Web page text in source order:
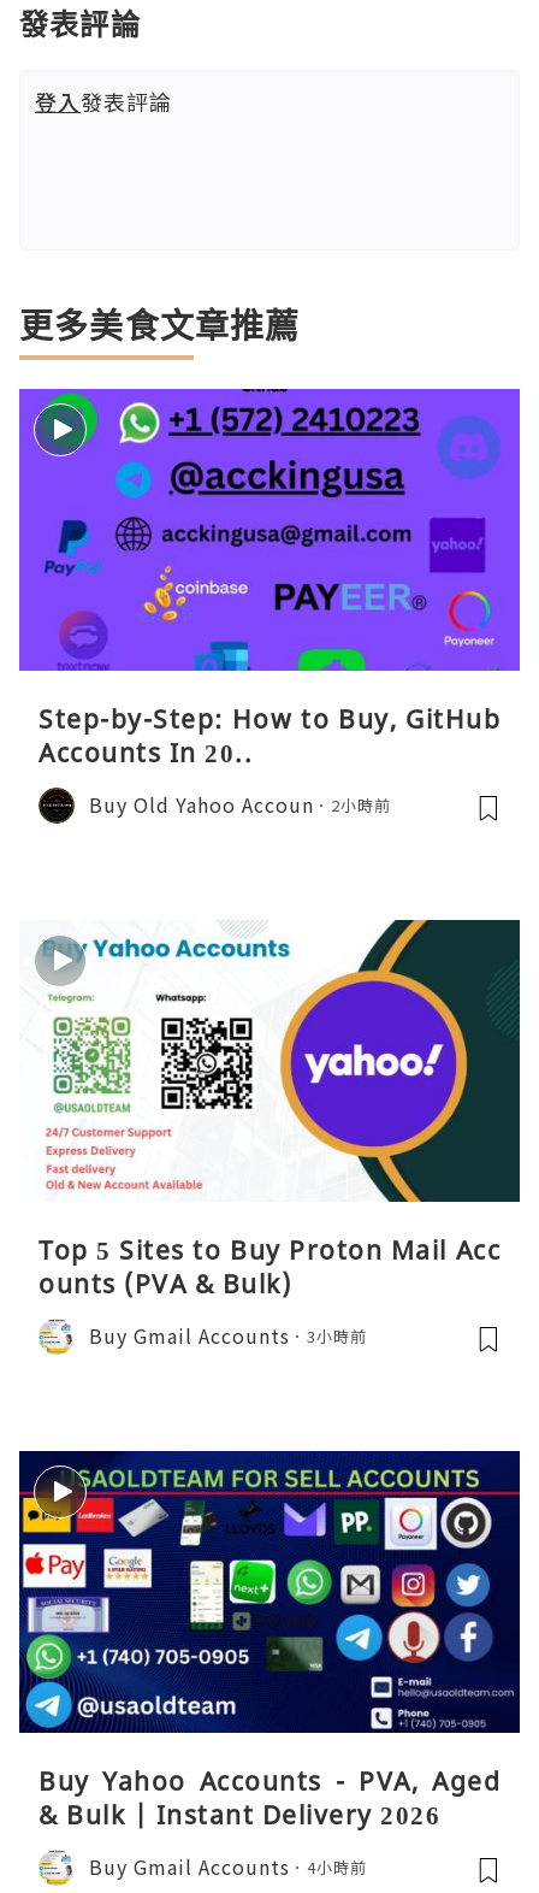
發表評論
登入發表評論
更多美食文章推薦
Step-by-Step: How to Buy, GitHub
Accounts In 20..
Buy Old Yahoo Accoun 2小時前
Top 5 Sites to Buy Proton Mail Acc
ounts (PVA & Bulk)
Buy Gmail Accounts 3小時前
Buy Yahoo Accounts - PVA, Aged
& Bulk | Instant Delivery 2026
Buy Gmail Accounts 4小時前